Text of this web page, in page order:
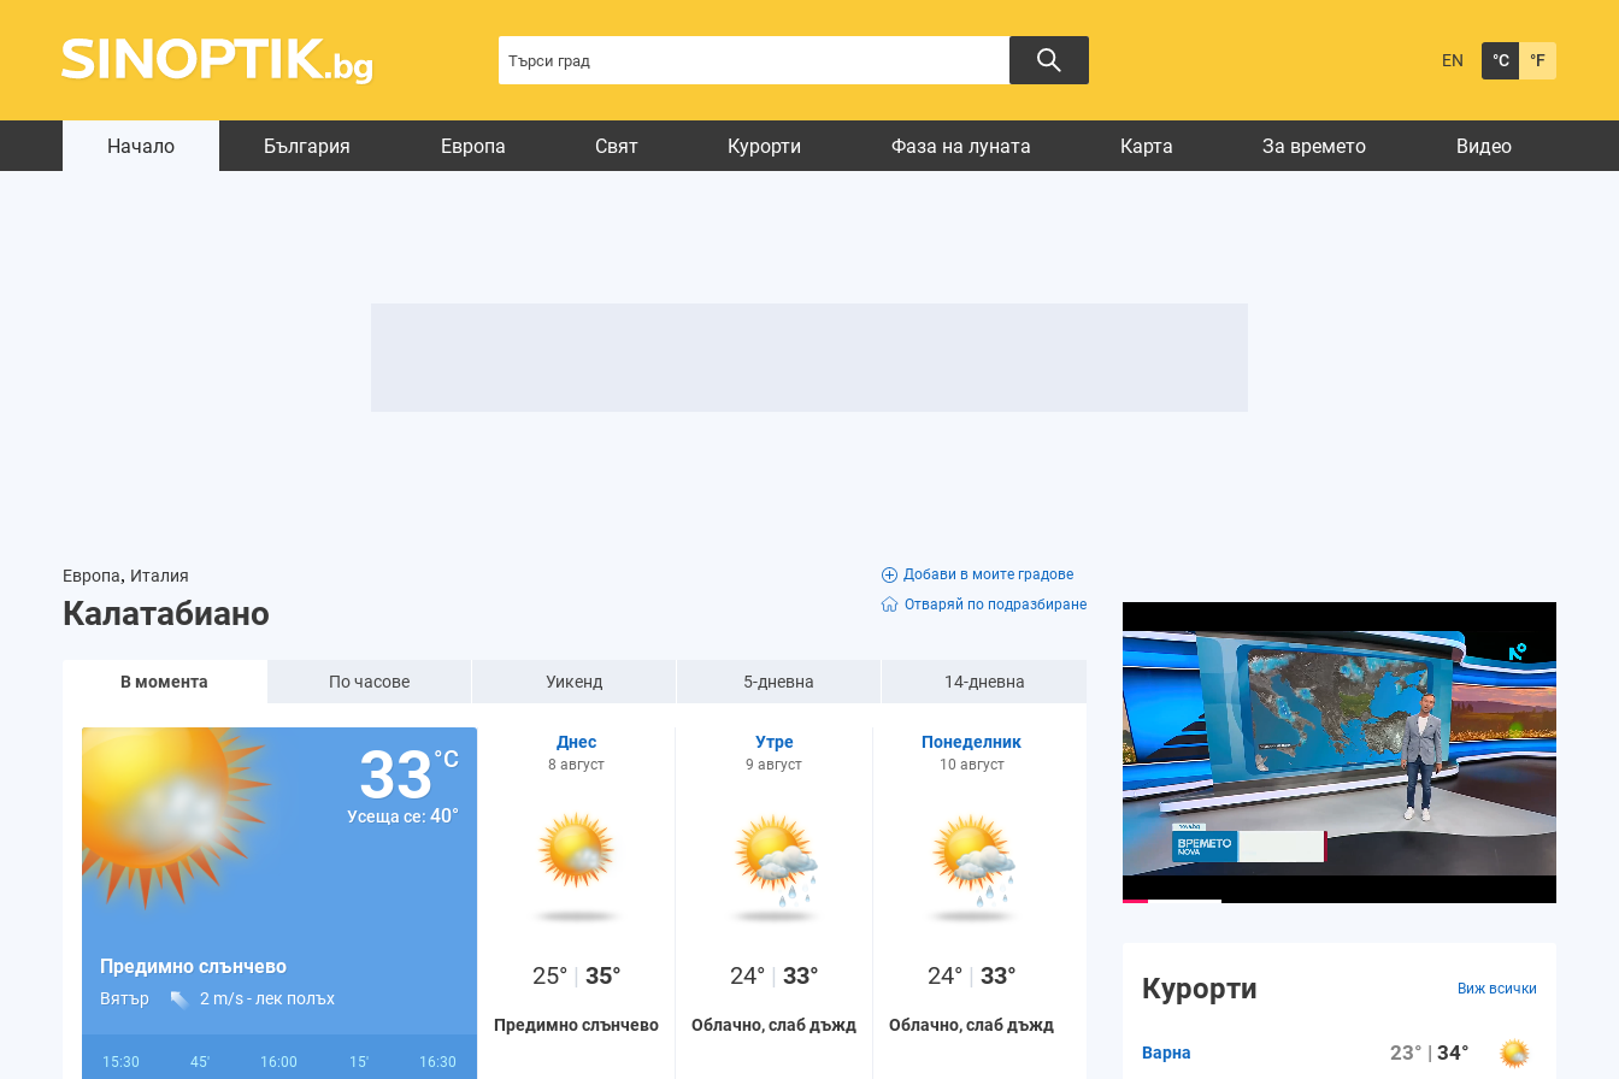
EN °C °F
Начало България Европа Свят Курорти Фаза на луната Карта За времето Видео
Европа, Италия
Калатабиано
Добави в моите градове
Отваряй по подразбиране
В момента По часове Уикенд 5-дневна 14-дневна
33°C
Усеща се: 40°
Предимно слънчево
Вятър 2 m/s - лек полъх
15:30 45' 16:00 15' 16:30
Днес
8 август
25° | 35°
Предимно слънчево
Утре
9 август
24° | 33°
Облачно, слаб дъжд
Понеделник
10 август
24° | 33°
Облачно, слаб дъжд
Курорти Виж всички
Варна 23° |34°